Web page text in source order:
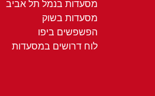
מסעדות בנמל תל אביב
מסעדות בשוק
הפשפשים ביפו
לוח דרושים במסעדות